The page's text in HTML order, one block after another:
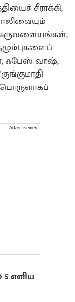
சீராக்கி,
கருவளையங்கள்,
ஃபேஸ் வாஷ்,
Advertisement
எளிய